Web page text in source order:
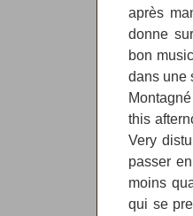
après
donne
bon
dans une
this
Very
passer
moins
qui se